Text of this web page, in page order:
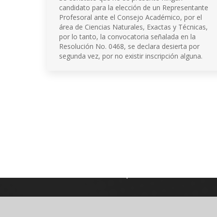
candidato para la elección de un Representante
Profesoral ante el Consejo Académico, por el
área de Ciencias Naturales, Exactas y Técnicas,
por lo tanto, la convocatoria señalada en la
Resolución No. 0468, se declara desierta por
segunda vez, por no existir inscripción alguna.